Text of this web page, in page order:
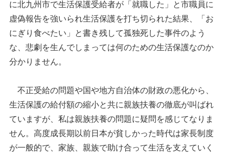
に北九州市で生活保護受給者が「就職した」と市職員に
虚偽報告を強いられ生活保護を打ち切られた結果、「お
にぎり食べたい」と書き残して孤独死した事件のよう
な、悲劇を生んでしまっては何のための生活保護なのか
分かりません。
不正受給の問題や国や地方自治体の財政の悪化から、
生活保護の給付額の縮小と共に親族扶養の徹底が叫ばれ
ていますが、私は親族扶養の問題に疑問を感じてなりま
せん。高度成長期以前日本が貧しかった時代は家長制度
が一般的で、家族、親族で助け合って生活を支えていく